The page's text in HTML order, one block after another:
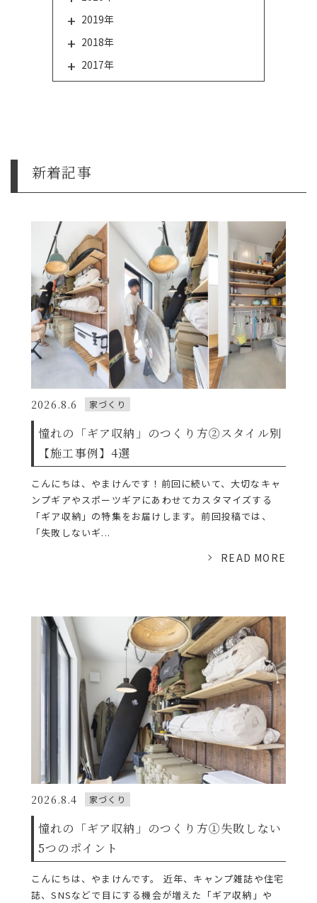
2019年
2018年
2017年
新着記事
2026.8.6 家づくり
憧れの「ギア収納」のつくり方②スタイル別
【施工事例】4選
こんにちは、やまけんです！前回に続いて、大切なキャ
ンプギアやスポーツギアにあわせてカスタマイズする
「ギア収納」の特集をお届けします。前回投稿では、
「失敗しないギ...
READ MORE
2026.8.4 家づくり
憧れの「ギア収納」のつくり方①失敗しない
5つのポイント
こんにちは、やまけんです。 近年、キャンプ雑誌や住宅
誌、SNSなどで目にする機会が増えた「ギア収納」や